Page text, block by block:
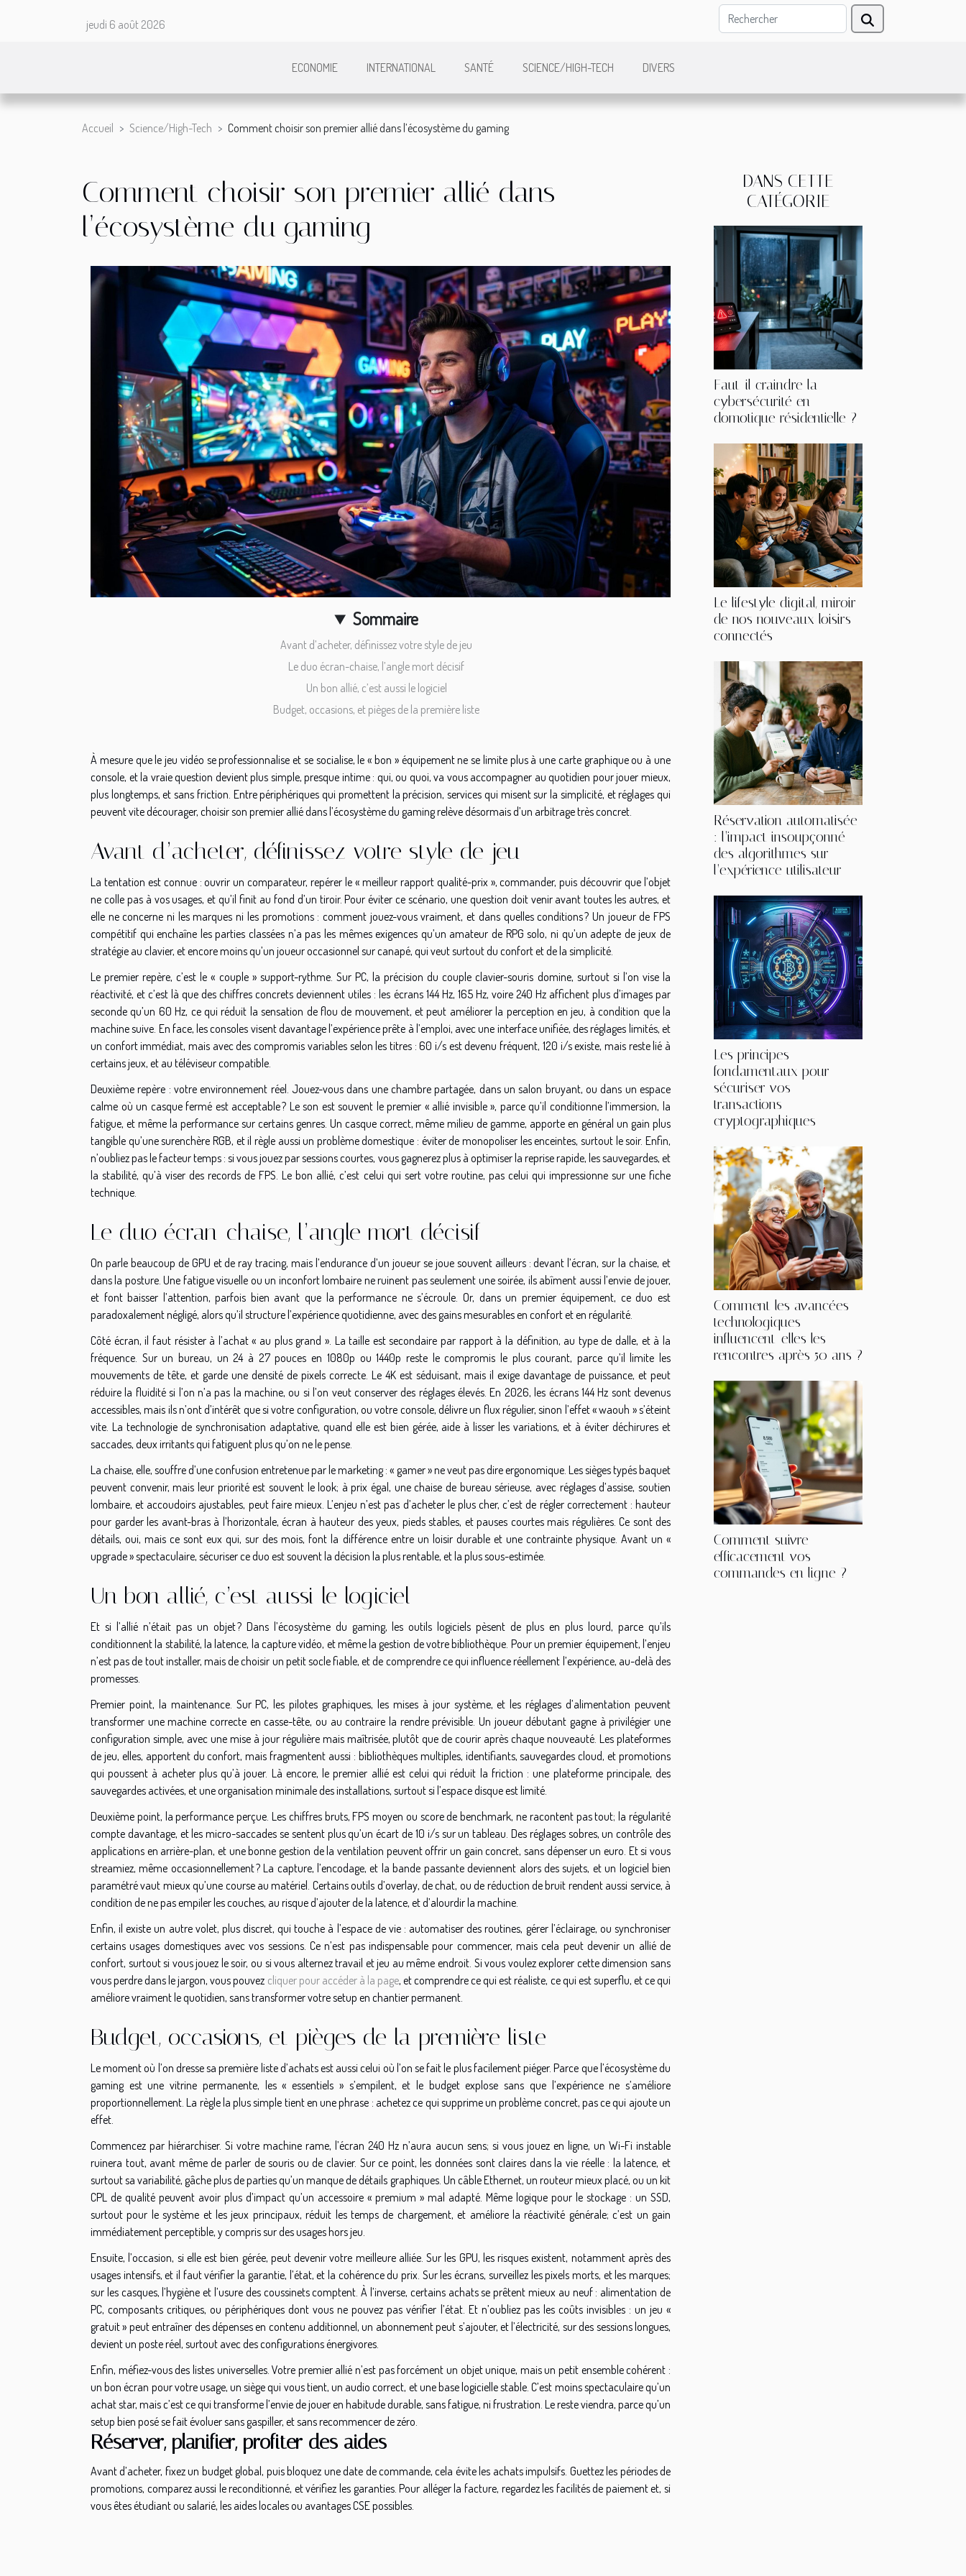
jeudi 6 août 2026
ECONOMIE INTERNATIONAL SANTÉ SCIENCE/HIGH-TECH DIVERS
Accueil Science/High-Tech Comment choisir son premier allié dans l’écosystème du gaming
Comment choisir son premier allié dans
l’écosystème du gaming
Sommaire
Avant d’acheter, définissez votre style de jeu
Le duo écran-chaise, l’angle mort décisif
Un bon allié, c’est aussi le logiciel
Budget, occasions, et pièges de la première liste
À mesure que le jeu vidéo se professionnalise et se socialise, le « bon » équipement ne se limite plus à une carte graphique ou à une
console, et la vraie question devient plus simple, presque intime : qui, ou quoi, va vous accompagner au quotidien pour jouer mieux,
plus longtemps, et sans friction. Entre périphériques qui promettent la précision, services qui misent sur la simplicité, et réglages qui
peuvent vite décourager, choisir son premier allié dans l’écosystème du gaming relève désormais d’un arbitrage très concret.
Avant d’acheter, définissez votre style de jeu
La tentation est connue : ouvrir un comparateur, repérer le « meilleur rapport qualité-prix », commander, puis découvrir que l’objet
ne colle pas à vos usages, et qu’il finit au fond d’un tiroir. Pour éviter ce scénario, une question doit venir avant toutes les autres, et
elle ne concerne ni les marques ni les promotions : comment jouez-vous vraiment, et dans quelles conditions ? Un joueur de FPS
compétitif qui enchaîne les parties classées n’a pas les mêmes exigences qu’un amateur de RPG solo, ni qu’un adepte de jeux de
stratégie au clavier, et encore moins qu’un joueur occasionnel sur canapé, qui veut surtout du confort et de la simplicité.
Le premier repère, c’est le « couple » support-rythme. Sur PC, la précision du couple clavier-souris domine, surtout si l’on vise la
réactivité, et c’est là que des chiffres concrets deviennent utiles : les écrans 144 Hz, 165 Hz, voire 240 Hz affichent plus d’images par
seconde qu’un 60 Hz, ce qui réduit la sensation de flou de mouvement, et peut améliorer la perception en jeu, à condition que la
machine suive. En face, les consoles visent davantage l’expérience prête à l’emploi, avec une interface unifiée, des réglages limités, et
un confort immédiat, mais avec des compromis variables selon les titres : 60 i/s est devenu fréquent, 120 i/s existe, mais reste lié à
certains jeux, et au téléviseur compatible.
Deuxième repère : votre environnement réel. Jouez-vous dans une chambre partagée, dans un salon bruyant, ou dans un espace
calme où un casque fermé est acceptable ? Le son est souvent le premier « allié invisible », parce qu’il conditionne l’immersion, la
fatigue, et même la performance sur certains genres. Un casque correct, même milieu de gamme, apporte en général un gain plus
tangible qu’une surenchère RGB, et il règle aussi un problème domestique : éviter de monopoliser les enceintes, surtout le soir. Enfin,
n’oubliez pas le facteur temps : si vous jouez par sessions courtes, vous gagnerez plus à optimiser la reprise rapide, les sauvegardes, et
la stabilité, qu’à viser des records de FPS. Le bon allié, c’est celui qui sert votre routine, pas celui qui impressionne sur une fiche
technique.
Le duo écran-chaise, l’angle mort décisif
On parle beaucoup de GPU et de ray tracing, mais l’endurance d’un joueur se joue souvent ailleurs : devant l’écran, sur la chaise, et
dans la posture. Une fatigue visuelle ou un inconfort lombaire ne ruinent pas seulement une soirée, ils abîment aussi l’envie de jouer,
et font baisser l’attention, parfois bien avant que la performance ne s’écroule. Or, dans un premier équipement, ce duo est
paradoxalement négligé, alors qu’il structure l’expérience quotidienne, avec des gains mesurables en confort et en régularité.
Côté écran, il faut résister à l’achat « au plus grand ». La taille est secondaire par rapport à la définition, au type de dalle, et à la
fréquence. Sur un bureau, un 24 à 27 pouces en 1080p ou 1440p reste le compromis le plus courant, parce qu’il limite les
mouvements de tête, et garde une densité de pixels correcte. Le 4K est séduisant, mais il exige davantage de puissance, et peut
réduire la fluidité si l’on n’a pas la machine, ou si l’on veut conserver des réglages élevés. En 2026, les écrans 144 Hz sont devenus
accessibles, mais ils n’ont d’intérêt que si votre configuration, ou votre console, délivre un flux régulier, sinon l’effet « waouh » s’éteint
vite. La technologie de synchronisation adaptative, quand elle est bien gérée, aide à lisser les variations, et à éviter déchirures et
saccades, deux irritants qui fatiguent plus qu’on ne le pense.
La chaise, elle, souffre d’une confusion entretenue par le marketing : « gamer » ne veut pas dire ergonomique. Les sièges typés baquet
peuvent convenir, mais leur priorité est souvent le look; à prix égal, une chaise de bureau sérieuse, avec réglages d’assise, soutien
lombaire, et accoudoirs ajustables, peut faire mieux. L’enjeu n’est pas d’acheter le plus cher, c’est de régler correctement : hauteur
pour garder les avant-bras à l’horizontale, écran à hauteur des yeux, pieds stables, et pauses courtes mais régulières. Ce sont des
détails, oui, mais ce sont eux qui, sur des mois, font la différence entre un loisir durable et une contrainte physique. Avant un «
upgrade » spectaculaire, sécuriser ce duo est souvent la décision la plus rentable, et la plus sous-estimée.
Un bon allié, c’est aussi le logiciel
Et si l’allié n’était pas un objet ? Dans l’écosystème du gaming, les outils logiciels pèsent de plus en plus lourd, parce qu’ils
conditionnent la stabilité, la latence, la capture vidéo, et même la gestion de votre bibliothèque. Pour un premier équipement, l’enjeu
n’est pas de tout installer, mais de choisir un petit socle fiable, et de comprendre ce qui influence réellement l’expérience, au-delà des
promesses.
Premier point, la maintenance. Sur PC, les pilotes graphiques, les mises à jour système, et les réglages d’alimentation peuvent
transformer une machine correcte en casse-tête, ou au contraire la rendre prévisible. Un joueur débutant gagne à privilégier une
configuration simple, avec une mise à jour régulière mais maîtrisée, plutôt que de courir après chaque nouveauté. Les plateformes
de jeu, elles, apportent du confort, mais fragmentent aussi : bibliothèques multiples, identifiants, sauvegardes cloud, et promotions
qui poussent à acheter plus qu’à jouer. Là encore, le premier allié est celui qui réduit la friction : une plateforme principale, des
sauvegardes activées, et une organisation minimale des installations, surtout si l’espace disque est limité.
Deuxième point, la performance perçue. Les chiffres bruts, FPS moyen ou score de benchmark, ne racontent pas tout; la régularité
compte davantage, et les micro-saccades se sentent plus qu’un écart de 10 i/s sur un tableau. Des réglages sobres, un contrôle des
applications en arrière-plan, et une bonne gestion de la ventilation peuvent offrir un gain concret, sans dépenser un euro. Et si vous
streamiez, même occasionnellement ? La capture, l’encodage, et la bande passante deviennent alors des sujets, et un logiciel bien
paramétré vaut mieux qu’une course au matériel. Certains outils d’overlay, de chat, ou de réduction de bruit rendent aussi service, à
condition de ne pas empiler les couches, au risque d’ajouter de la latence, et d’alourdir la machine.
Enfin, il existe un autre volet, plus discret, qui touche à l’espace de vie : automatiser des routines, gérer l’éclairage, ou synchroniser
certains usages domestiques avec vos sessions. Ce n’est pas indispensable pour commencer, mais cela peut devenir un allié de
confort, surtout si vous jouez le soir, ou si vous alternez travail et jeu au même endroit. Si vous voulez explorer cette dimension sans
vous perdre dans le jargon, vous pouvez cliquer pour accéder à la page, et comprendre ce qui est réaliste, ce qui est superflu, et ce qui
améliore vraiment le quotidien, sans transformer votre setup en chantier permanent.
Budget, occasions, et pièges de la première liste
Le moment où l’on dresse sa première liste d’achats est aussi celui où l’on se fait le plus facilement piéger. Parce que l’écosystème du
gaming est une vitrine permanente, les « essentiels » s’empilent, et le budget explose sans que l’expérience ne s’améliore
proportionnellement. La règle la plus simple tient en une phrase : achetez ce qui supprime un problème concret, pas ce qui ajoute un
effet.
Commencez par hiérarchiser. Si votre machine rame, l’écran 240 Hz n’aura aucun sens; si vous jouez en ligne, un Wi-Fi instable
ruinera tout, avant même de parler de souris ou de clavier. Sur ce point, les données sont claires dans la vie réelle : la latence, et
surtout sa variabilité, gâche plus de parties qu’un manque de détails graphiques. Un câble Ethernet, un routeur mieux placé, ou un kit
CPL de qualité peuvent avoir plus d’impact qu’un accessoire « premium » mal adapté. Même logique pour le stockage : un SSD,
surtout pour le système et les jeux principaux, réduit les temps de chargement, et améliore la réactivité générale; c’est un gain
immédiatement perceptible, y compris sur des usages hors jeu.
Ensuite, l’occasion, si elle est bien gérée, peut devenir votre meilleure alliée. Sur les GPU, les risques existent, notamment après des
usages intensifs, et il faut vérifier la garantie, l’état, et la cohérence du prix. Sur les écrans, surveillez les pixels morts, et les marques;
sur les casques, l’hygiène et l’usure des coussinets comptent. À l’inverse, certains achats se prêtent mieux au neuf : alimentation de
PC, composants critiques, ou périphériques dont vous ne pouvez pas vérifier l’état. Et n’oubliez pas les coûts invisibles : un jeu «
gratuit » peut entraîner des dépenses en contenu additionnel, un abonnement peut s’ajouter, et l’électricité, sur des sessions longues,
devient un poste réel, surtout avec des configurations énergivores.
Enfin, méfiez-vous des listes universelles. Votre premier allié n’est pas forcément un objet unique, mais un petit ensemble cohérent :
un bon écran pour votre usage, un siège qui vous tient, un audio correct, et une base logicielle stable. C’est moins spectaculaire qu’un
achat star, mais c’est ce qui transforme l’envie de jouer en habitude durable, sans fatigue, ni frustration. Le reste viendra, parce qu’un
setup bien posé se fait évoluer sans gaspiller, et sans recommencer de zéro.
Réserver, planifier, profiter des aides
Avant d’acheter, fixez un budget global, puis bloquez une date de commande, cela évite les achats impulsifs. Guettez les périodes de
promotions, comparez aussi le reconditionné, et vérifiez les garanties. Pour alléger la facture, regardez les facilités de paiement et, si
vous êtes étudiant ou salarié, les aides locales ou avantages CSE possibles.
DANS CETTE
CATÉGORIE
Faut-il craindre la
cybersécurité en
domotique résidentielle ?
Le lifestyle digital, miroir
de nos nouveaux loisirs
connectés
Réservation automatisée
: l’impact insoupçonné
des algorithmes sur
l’expérience utilisateur
Les principes
fondamentaux pour
sécuriser vos
transactions
cryptographiques
Comment les avancées
technologiques
influencent-elles les
rencontres après 50 ans ?
Comment suivre
efficacement vos
commandes en ligne ?